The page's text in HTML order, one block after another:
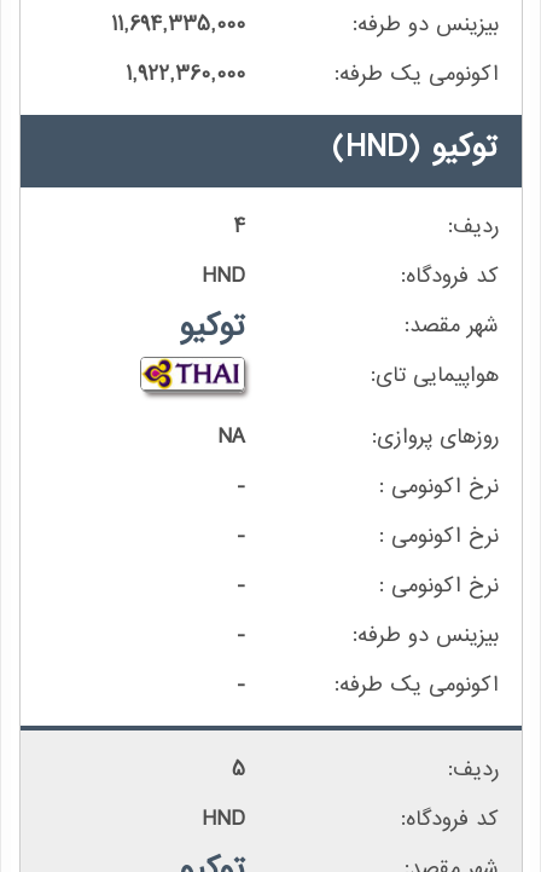
11,694,335,000
1,922,360,000
توکیو (HND)
4
HND
توکیو
NA
-
-
-
-
-
5
HND